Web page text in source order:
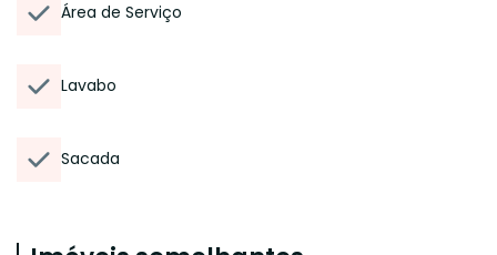
Área de Serviço
Lavabo
Sacada